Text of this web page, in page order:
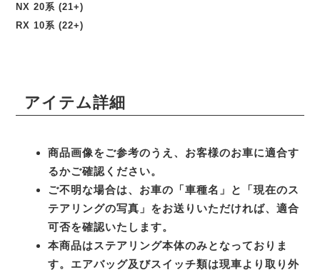
NX 20系 (21+)
RX 10系 (22+)
アイテム詳細
商品画像をご参考のうえ、お客様のお車に適合す
るかご確認ください。
ご不明な場合は、お車の「車種名」と「現在のス
テアリングの写真」をお送りいただければ、適合
可否を確認いたします。
本商品はステアリング本体のみとなっておりま
す。エアバッグ及びスイッチ類は現車より取り外